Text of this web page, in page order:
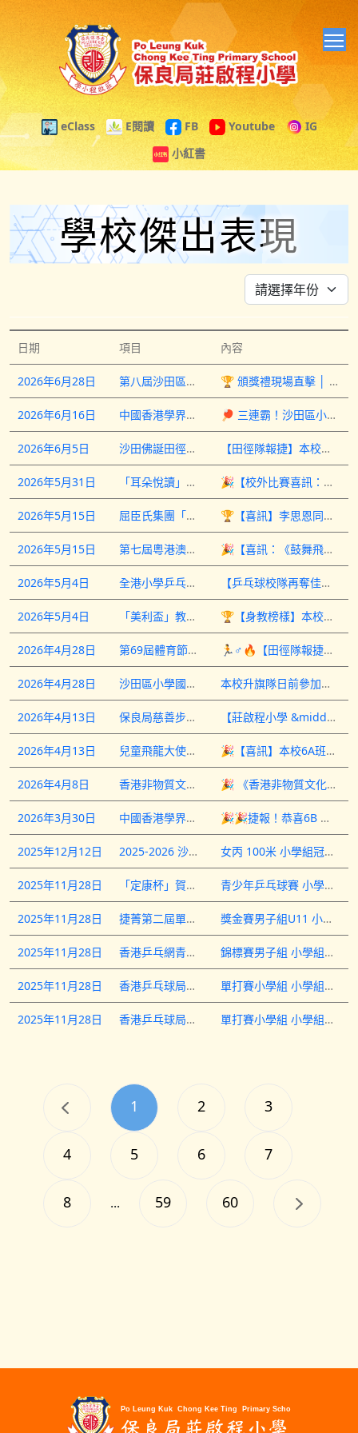
eClass E閱讀 FB Youtube
IG
小紅書
學校傑出表現
日期 項目 內容
2026年6月28日 第八屆沙田區傑出小學生 🏆 頒獎禮現場直擊 │ 從榮譽到巔峰，我們見證了這一刻！✨&nbsp;今天，第八屆沙田區傑出小學生頒獎禮圓滿舉行。較早前公佈的喜訊，在今天化為舞台上最真實的感動&mdash;&mdash;我校6A陳浩僑與5B黃語澄同學，不僅雙雙獲頒「十大傑出學生」殊榮，黃語澄同學更在掌聲與歡呼聲中，勇奪最高榮譽&mdash;&mdash;「星中之星」大獎！ 🌟&nbsp;從初選到決賽，從台下到台上，今天我們親眼見證兩位同學自信從容地接過獎座。這份「星中之星」的肯定，不僅是對語澄個人卓越才能與品德的高度表揚，更象徵著莊小孩子的光芒，足以在眾多孩子中閃耀至頂點。&nbsp;作為啟程人，我們真的以你們為傲！👏&nbsp;#第八屆沙田區傑出小學生 #星中之星 #頒獎禮直擊 #保良局莊啟程小學 #有溫度的學校&nbsp;
2026年6月16日 中國香港學界體育聯會沙田區小學分會 2025 – 2026 年度沙田區小學校際乒乓球比賽 🏓 三連霸！沙田區小學校際乒乓球賽再創佳績 🏆&nbsp;本校乒乓球隊於6月16日出席由中國香港學界體育聯會沙田區小學分會主辦的球類頒獎典禮，在2025&ndash;2026年度賽事中勇奪多項殊榮，成績斐然：&nbsp;🥇 男子組團體賽冠軍（三連霸！）6A 劉子駿、6A 黃柏誠、6B 梁承熙、6B 沈帥臣、6D 陳鉦嵐&nbsp;🥈 女子組團體賽亞軍5B 藍湋鈊、5B 萬庭希、6B 方樂涵、6B 施芊妤&nbsp;🏅 男子組團體賽傑出運動員｜6D 陳鉦嵐🏅 女子組團體賽傑出運動員｜5B 藍湋鈊🥉 男子組單打賽季軍｜6B 梁承熙🏅 女子組單打賽殿軍｜5B 萬庭希&nbsp;這份亮麗的成績表，是隊員們日復一日刻苦練習的最佳見證。衷心感謝教練與老師的專業指導，以及家長們一直以來的默默支持&mdash;&mdash;你們是同學們最強的後盾！&nbsp;祝願各位小球員繼續在乒乓路上發光發熱，保持「勝不驕、敗不餒」的態度，再接再厲，再創高峰！🎉&nbsp;#莊小乒乓球 #三連霸 #沙田區學界比賽 #卓越成就 #家校同心 #乒乓驕傲&nbsp;
2026年6月5日 沙田佛誕田徑公開賽2026 【田徑隊報捷】本校田徑隊早前（5月25日）出戰「沙田佛誕田徑公開賽2026」，一眾「啟程」運動員在賽場上全力以赴，展現出無比毅力，最終迎來大豐收，勇奪多個獎項！讓我們一起來看看同學們的驕人成績：全場大獎2C 謝翰陞勇奪 男子2018年組 全場總冠軍！各級傑出成績1C 陳昊（男子2019年組）擲豆袋：亞軍2C 謝翰陞（男子2018年組）60米、100米、立定跳遠：冠軍擲豆袋：亞軍4x100米接力（越級挑戰2017年組）：季軍3A 彭子恪（男子2017年組）200米：亞軍100米、4x100米接力：季軍3D 江柏昊（男子2017年組）400米：亞軍4x100米接力：季軍60米、擲壘球：殿軍3D 鄧萃藍（男子2017年組）4x100米接力：季軍200米、400米：殿軍4A 伍熹榆（女子2016年組）400米：冠軍200米：季軍4B 沈卓諾（男子2016年組）400米：季軍5B 朱政熙（男子2015年組）100米、200米：亞軍5C 陳浩霆（男子2015年組）400米：季軍衷心祝賀所有獲獎及參賽的隊員們！每面獎牌背後，都凝聚了同學們日常刻苦的訓練與汗水，更展現了團隊間互相扶持的合作精神。我們為你們感到無比驕傲！你們的優秀表現不僅為學校爭光，更大大激勵了其他同學。希望大家繼續保持這份對運動的熱愛與堅持，在未來的比賽中發揮潛能，再闖高峰！「啟程」人，繼續加油！！！#馬鞍山小學 #89校網 #田徑 #保良局莊啟程小學 #沙田佛誕田徑公開賽 #田徑比賽 #學生佳績 #運動健兒 #為校爭光&nbsp;
2026年5月31日 「耳朵悅讀」——聲音導航 遨遊書海 小學生聲演比賽 🎉【校外比賽喜訊：本校學生榮獲聲演比賽優異獎！】🏆&nbsp;本校一直鼓勵學生在多元範疇中勇於嘗試，把握每個展示潛能的機會。早前，三位學生代表參加了由香港中文大學校友會聯會陳震夏中學主辦的「耳朵悅讀」&mdash;&mdash;聲音導航 遨遊書海 小學生聲演比賽。&nbsp;其中5B文同學憑著富感染力的聲音演繹和出色技巧，在眾多參賽者中脫穎而出，榮獲 🌟優異獎🌟，表現令人難忘！🎤👏 另兩位同學的踴躍參與及精彩演繹，同樣展現了自信與風采，值得大力讚賞！👍&nbsp;主辦學校更特意致函本校校長，高度肯定同學們的優秀表現。衷心感謝主辦單位的邀請與肯定，亦感謝老師們的悉心指導，以及家長的全力支持！❤️&nbsp;學校將繼續在不同範疇上為學生爭取機會，讓更多同學敢於嘗試、展現才華。期待大家繼續對閱讀與朗讀保持熱情，在更多舞台上發光發熱！💪📚&nbsp;#保良局莊啟程小學 #陳震夏中學 #耳朵悅讀 #小學生聲演比賽 #校外比賽 #喜訊 #優異獎 #聲音導航 #遨遊書海 #多元嘗試 #為校增光
2026年5月15日 屈臣氏集團「香港傑出學生運動員獎」 🏆【喜訊】李思恩同學榮獲屈臣氏集團「香港傑出學生運動員獎」！本校李思恩同學憑藉在跆拳道及單輪車項目的卓越表現，以及對運動的無比熱誠，獲得學校推薦，成功榮獲「屈臣氏集團香港傑出學生運動員獎」！🎉思恩積極參與多項中港比賽，屢獲殊榮，在賽場上展現非凡才華與堅毅鬥志。這份嘉許不僅是對她刻苦訓練的肯定，更見證了她堅持不懈、追求卓越的運動精神。💪她的努力與堅持，值得學弟學妹們好好學習。我們相信，每一個學生都有自己發光發熱的機會，只要給予無限的支持與鼓勵，就能綻放屬於自己的光芒。✨最後，感謝每位運動員家長一直以來的信任與陪伴。就讓我們攜手，為孩子創造更廣闊的舞台！#保良局莊啟程小學 #屈臣氏集團香港傑出學生運動員獎 #傑出運動員 #追求卓越 #值得嘉許 #中港比賽屢獲殊榮 #發光發熱 #家長支持
2026年5月15日 第七屆粵港澳大灣區青少年藝術展演 🎉【喜訊：《鼓舞飛揚》綻放莊小光芒】🏆&nbsp;恭喜本校中國舞隊於上星期六舉行的「第七屆粵港澳大灣區青少年藝術展演」舞蹈比賽中，憑作品《鼓舞飛揚》榮獲「中國舞群舞銀獎」🎊&nbsp;「台上一分鐘，台下十年功」&mdash;&mdash;同學們為這次比賽付出了無數時間與汗水，承受壓力卻從未放棄。憑着堅強的意志和團隊合作精神，她們克服困難，在大型舞台上贏得了滿滿的滿足感與自信心。這份佳績，是對她們努力的最佳肯定與鼓勵💪&nbsp;衷心感謝家長們的支持和老師的悉心指導！願同學們帶着這份熱誠，繼續在藝術舞台上閃耀光芒，再創佳績✨&nbsp;#保良局莊啟程小學 #中國舞隊 #鼓舞飛揚 #第七屆粵港澳大灣區青少年藝術展演 #銀獎 #台上一分鐘台下十年功
2026年5月4日 全港小學乒乓球邀請賽 【乒乓球校隊再奪佳績🏓】&nbsp;本校乒乓球隊於林大輝中學舉辦的「全港小學乒乓球邀請賽」中，分別奪得男子團體金盃賽季軍，女子團體金盃賽殿軍，表現卓越！🎊&nbsp;賽事競爭激烈，男、女子組各有來自全港32所不同地區的小學參賽。莊小男、女子校隊在小組賽中均以小組首名晉身八強；其後再下一城，雙雙闖入金盃賽。最終男子隊於季軍戰以3：2勝出，女子隊則以2：3僅敗，獲得殿軍，成績較上屆（銀碟賽季軍）再有突破。&nbsp;本校更是本屆賽事唯一一間男、女子組均能踏上頒獎台的學校，能夠在雲集全港勁旅的比賽中脫穎而出，充分體現隊員日常刻苦訓練、互相砥礪的團隊精神，以及家長一直以來的支持，是「家校合作」的成果。&nbsp;#全港小學乒乓球賽 #馬鞍山小學 #莊啟程&nbsp; #89校網 #乒乓球
2026年5月4日 「美利盃」教師組男單冠軍 🏆【身教榜樣】本校李朗軒老師勇奪「美利盃」教師組男單冠軍！恭喜本校李朗軒老師於「美利盃」新界區校長、教師乒乓球比賽2026中，奪得教師組（D組）男單冠軍！👏🏆李老師同時是本校乒乓球隊的教練，他在賽場上奮力拚搏，回到學校便把這份技術與堅持，毫無保留地傳授給學生。這正是本校老師的最佳寫照&mdash;&mdash;每一位都多才多藝，而且樂於將自己的才能、熱情與經驗，化作學生的養分。❤️感謝李老師身教示範：老師的成就，最終都會成為學生的力量。🙌#身教榜樣 #美利盃2026 #乒乓球隊教練 #保良局莊啟程小學
2026年4月28日 第69屆體育節「青少年及兒童田徑日2026」 🏃♂️🔥【田徑隊報捷】🔥🏃♀️本校在第69屆體育節「青少年及兒童田徑日2026」中大放異彩，勇奪甲組團體總季軍及乙組團體總亞軍！本屆賽事由中國香港體育協會暨奧林匹克委員會主辦、香港田徑總會協辦，競爭異常激烈&mdash;&mdash;&middot; 三年級甲組：33隊角逐&middot; 二年級乙組：19隊爭逐&middot; 一年級丙組：14隊參賽憑着穩定發揮與出色團隊合作，我校在眾多跑會及學校中脫穎而出，成果令人振奮💪👍👇【各組詳細成績】三年級 甲組（33隊）▪ 十字跳｜亞軍🥈▪ 原地擲膠圈｜亞軍🥈▪ 擲標槍｜季軍🥉▪ 來回節奏跑｜季軍🥉▪ 前拋藥球｜季軍🥉▪ 立定跳遠｜第5名▪ A級方程式｜第7名▪ 速度跨欄｜第7名➡️ 團體總季軍🏆二年級 乙組（19隊）▪ 立定跳遠｜亞軍🥈▪ 原地擲膠圈｜亞軍🥈▪ 擲標槍｜亞軍🥈▪ 來回節奏跑｜季軍🥉▪ 速度跨欄｜季軍🥉▪ 十字跳｜季軍🥉▪ 前拋藥球｜第5名▪ A級方程式｜第6名➡️ 團體總亞軍🏆一年級 丙組（14隊）▪ 擲標槍｜季軍🥉每一位小將都值得熱烈掌聲👏👏👏衷心感謝家長們到場打氣、陪伴與支持，成為同學們奮力迎戰每一場比賽的最強後盾💪啟程人，繼續加油！！！🔥💪💪💪#馬鞍山小學 #89校網 #田徑 #保良局莊啟程小學 #體育節2026
2026年4月28日 沙田區小學國安盃升旗比賽 本校升旗隊日前參加「沙田區小學國安盃升旗比賽」。面對眾多強隊，隊員們以沉穩的步伐與認真的眼神，展現出平日反覆訓練的成果。最終，莊小奪得佳績：🏆 團隊榮獲「傑出升旗隊」殊榮⭐ 6A 陳浩僑 同學 &mdash; 司令員冠軍⭐ 6A 李思恩 同學 &mdash; 升旗手殿軍這份光芒並非偶然，而是來自日復一日堅持的汗水、彼此扶持的默契，以及對國旗的敬重。口令喊了一遍又一遍，動作校了一次又一次，今天終於化成光榮的一刻。作為學校的制服團隊，升旗隊不僅學習升旗技巧，更在紀律、責任與團隊精神成長，展現同學的風範與承擔。同學們，學校為你們感到自豪！#沙田區小學國安盃 #升旗比賽 #傑出升旗隊 #制服團隊精神
2026年4月13日 保良局慈善步行籌款活動 【莊啟程小學 &middot; 感恩有您】🏆❤️&nbsp;今年，我們莊小在保良局慈善步行籌款活動中，迎來了歷史性的兩項大獎&mdash;&mdash;「躍進冠軍」 及 「最高籌款額亞軍」 ，並同時獲頒 「善心銀獎」。(「善心銀獎」是今年服飾日特別為航天科技廊的籌款活動，善款用作支持本校購買航天科技廊的硬件。)這兩個獎項均為全屬校（涵蓋中、小、特、幼）的冠、亞軍，得來不易，意義非凡！&nbsp;為了與啟程人分享這份喜悦，我們特別邀請了全校籌款總額最高的班別，由學生代表手持獎盃拍照留念。這榮譽和鼓勵，不僅是學校的驕傲，更是每一位家長和同學用愛心澆灌出來的成果。&nbsp;「躍進冠軍」表揚我們與去年相比，籌款總額取得最大增幅；「最高籌款額亞軍」則肯定了我們在全校積極推動善行的努力。能夠一舉拿下這兩項大獎，正好見證家長與學校同心同行，一同教育孩子，一同為他們創造更美好的學習環境。&nbsp;我們衷心感謝每一位家長的慷慨支持與身體力行。你們不單捐款，更以行動成為孩子的最佳榜樣。「施比受更為有福」，幫助有需要的人，本身就是最珍貴的生命教育。你們的付出，讓校園充滿了溫度，讓孩子學會分享、關懷、愛與承擔。&nbsp;令人振奮的是，本校的航天科技廊即將於5月與家長和學生見面。這正是家校同心、持續優化學習環境的又一美好成果。&nbsp;未來，學校定必不負所託，繼續與家長攜手，陪伴每一位孩子成長，讓他們成為有溫度的人，把愛心與善行一直延續下去。&nbsp;衷心謝謝您，每一位支持莊小的家長與孩子！🙏🏻💖&nbsp;#保良局莊啟程小學 #慈善步行 #躍進冠軍 #最高籌款額亞軍 #善心銀獎 #家校同心 #學校有溫度
2026年4月13日 兒童飛龍大使選舉2026暨第38屆亞太兒童交流大會（香港區選拔） 🎉【喜訊】本校6A班陳浩僑同學於「兒童飛龍大使選舉2026暨第38屆亞太兒童交流大會（香港區選拔）」中，從全港超過500間小學的眾多優秀選手中脫穎而出，成功躋身全港僅100個「飛龍大使」名額之列，最終更脫穎而出，成為全港僅日六名赴福岡交流的代表之一，實屬難能可貴！這項由城市青年商會舉辦的大型年度活動，以「童攜手，韌未來」為主題，致力培訓環保領袖及國際視野；參賽者須通過初選、訓練營及評審日等重重考驗，浩僑同學最終憑卓越表現勝出，將於7月11日代表學校及香港遠赴日本福岡參加第38屆亞太區交流大會。這份驕人成就，不僅是浩僑同學個人的光榮，更是全校啟程人的驕傲！讓我們一起分享這份喜悅，並祝願他在國際舞台上繼續發光發亮！💪🌏#保良局莊啟程小學 #89校網 #分享喜悦 #盡展潛能 #放眼世界#兒童飛龍大使
2026年4月8日 香港非物質文化遺產旗袍設計比賽 🎉 《香港非物質文化遺產旗袍設計比賽2026》捷報&nbsp;莊小深信每位學生都有獨特的恩賜，一直積極鼓勵同學參與不同類型的比賽，盡展所長。今次在旗袍設計比賽中，同學們不僅發揮創意與才華，更以作品傳承中華文化，意義深遠。&nbsp;本校更榮獲「中華傳承教育學府大獎」，殊榮令人振奮！&nbsp;🏆 得獎名單🥇 金獎5A 黃詠琳、6B 鄭希妍、6C 吳琳、6C 施旻希、6C 譚智穎&nbsp;🥈 銀獎5A 黃綽柔、6A 馮艾文、6A 黃鑰斐&nbsp;感謝每一位同學的全情投入，你們的堅持與用心，讓傳統文化在新一代手中閃閃發光。莊小師生以你們為榮！✨&nbsp;#香港非物質文化遺產 #旗袍設計比賽 #傳承中華文化 #多元發展 #全校引以為傲
2026年3月30日 中國香港學界體育聯會 第11屆全港小學區際乒乓球比賽2025-2026 （亞軍:沙田區） 🎉🎉捷報！恭喜6B 梁承熙 6D 陳鉦嵐代表沙田區出戰全港小學區際乒乓球比賽勇奪亞軍🎉🎉本屆賽事沙田區五位代表分別由四間學校的乒乓球精英組合而成，其中本校兩位乒乓球校隊成員入選沙田區隊！沙田區以小組全勝姿態殺入次圈淘汰賽階段，更分別於八強以3:1 戰勝屯門區及四強 3:1 戰勝九龍北區，強勢晉身今天（30/3）下午的決賽。決賽面對着九龍南區，雖然首兩場未能取得勝利，導致0:2 落後的困局，不過沙田區隊員卻展現出不屈不撓的精神，連追兩場令比賽分數進入2:2（決勝場階段）。 遺憾最終未能把握得分機會拿下決勝場，決賽以總比數2:3落敗。雖然結局或未是最圓滿，但相信同學在這次大型學界舞台中必定獲益良多，更期待的是他們吸取今次比賽經驗後，在未來不同比賽中能夠捲土重來！
2025年12月12日 2025-2026 沙田區保良局屬下小學運動會 女丙 100米 小學組冠軍4A 17 伍熹榆&nbsp;男丙100米 小學組冠軍4A 15 李宇澤&nbsp;女丙60米 小學組冠軍4C 2 陳曉澄&nbsp;男丙60米 小學組冠軍4D 15 黃柏禧&nbsp;男丁跳遠 小學組冠軍3B 8 郭俊希&nbsp;女甲鉛球 小學組亞軍6C 5 姜紫喬&nbsp;男子乙組 鉛球 小學組亞軍5D 12 梁匡茗&nbsp;男子丙組 跳遠 小學組亞軍4A 26 邱梓傑&nbsp;女乙100米 小學組亞軍4B 29 顏卡蜜拉&nbsp;女丙60米 小學組亞軍4C 19 黃藝之&nbsp;男子丁組壘球 小學組亞軍3C 23 余焌達&nbsp;女乙100米 小學組季軍5A 11 羅文君&nbsp;女乙 200米 小學組季軍5A 5 黃子晴&nbsp;女乙 跳遠 小學組季軍5B 24 許芯語&nbsp;男子丁組 100米 小學組季軍3A 12 羅啟鋒&nbsp;女子丙組 壘球 小學組季軍3D 11 高梓翹&nbsp;男子丁組 60米 小學組季軍3D 12 江柏昊&nbsp;女子甲組 100米 小學組殿軍6A 4 陳韻而&nbsp;男子甲組 跳遠 小學組殿軍6A 10 林展謙&nbsp;男子甲組 鉛球 小學組殿軍6B 8 黃一騰&nbsp;男子乙組 200米 小學組殿軍5B 2 朱政熙&nbsp;男子乙組 100米 小學組殿軍5C 12 林峻宇&nbsp;男子丁組 60米 小學組殿軍2C 14 謝瀚陞&nbsp;女子甲組 200米 小學組第五名6D 4 鄭悦恩&nbsp;男子丙組 壘球 小學組第五名4A 6 周駿熹&nbsp;男子丙組 60米 小學組第五名4B 22 沈卓諾&nbsp;男子丁組 跳遠 小學組第五名3C 9 劉栢熹&nbsp;男子丁組 100米 小學組第五名3D 19 鄧萃藍&nbsp;男子丁組 壘球 小學組第五名3D 23 黃梓浩&nbsp;女子甲組 跳遠 小學組第六名6C 17 胡殷澄&nbsp;女子甲組 跳遠 小學組第六名6C 17 胡殷澄&nbsp;男子乙組 鉛球 小學組第六名5A 9 劉凱諾&nbsp;男子甲組 鉛球 小學組第六名6C 9 劉梓諾&nbsp;女子乙組 200米 小學組第六名5A 22 譚念珈&nbsp;男子丁組 100米 小學組第六名3B 22 黃星澧&nbsp;女子丁組 60米 小學組第六名3D 5 陳諾彤&nbsp;男子甲組 60米 小學組第七名6A 13 劉子駿&nbsp;男子甲組 跳遠 小學組第七名6A 14 李之諾&nbsp;女子甲組 鉛球 小學組第七名6A 16 李欣潼&nbsp;女子甲組 200米 小學組第七名6C 6 林姵廷&nbsp;男子乙組 200米 小學組第七名5C 1 陳浩霆&nbsp;女子乙組 跳遠 小學組第七名5D 20 黃鈺瞳&nbsp;女子丙組 壘球 小學組第七名4D 18 丘倩柔&nbsp;男子丁組 100米 小學組第七名3A 17 彭子恪&nbsp;女子丁組 壘球 小學組第七名3C 10 李子瑩&nbsp;男子丙組 100米 小學組第七名3C 13 麥風&nbsp;男子乙組 200米 小學組第八名5B 12 林梓睿&nbsp;男子乙組 200米 小學組第八名5B 12 林梓睿&nbsp;女子丙組 100米 小學組第八名4A 8 朱兆然&nbsp;女子乙組 壘球 小學組第八名4B 6 張懷瑾&nbsp;男子丙組 壘球 小學組第八名4C 14 梁宇翹&nbsp;男子丙組 跳遠 小學組第八名4C 11 劉緻彥&nbsp;女子丁組 壘球 小學組第八名3B 6 方一心&nbsp;女子丁組 100米 小學組第八名3C 24 袁煜婷&nbsp;女子丙組4x100米接力 小學組冠軍4A 17 伍熹榆4C 2 陳曉澄4C 19 黃藝之3D 11 高梓翹4A 8 朱兆然4A 27 葉希嵐&nbsp;女子乙組4x100米接力 小學組亞軍4B 29 顏卡蜜拉5A 5 黃子晴5A 11 羅文君5D 20 黃鈺瞳5A 22 譚念珈5B 24 許芯語&nbsp;男子丁組4x100米接力 小學組亞軍3D 12 江柏昊3D 19 鄧萃藍3A 12 羅啟鋒3C 14 謝瀚陞3B 8 郭俊希3B 22 黃星澧&nbsp;女子甲組4x100米接力 小學組季軍6D 4 鄭悦恩6C 6 林姵廷6A 4 陳韻而6A 23 謝曦彤6A 15 李思恩6C 17 胡殷澄&nbsp;男子乙組4x100米接力 小學組季軍5B 2 朱政熙5C 1 陳浩霆5D 17 黃樂童5C 12 林峻宇4A 9 鍾政言5D 5 鄭悦朗&nbsp;女子丁組4x100米接力 小學組季軍3D 5 陳諾彤3C 24 袁煜婷3D 16 李思穎3B 2 焦梓涵3B 5 方恩臨3D 3 陳銘恩&nbsp;女子團體 小學組總季軍
2025年11月28日 「定康杯」賀回歸迎國慶2025青少年乒乓球賽暨「關愛盃」親子賽少年組 青少年乒乓球賽 小學組季軍6B 14 梁承熙
2025年11月28日 捷菁第二屆單打獎金賽男子組U11 獎金賽男子組U11 小學組季軍6B 14 梁承熙
2025年11月28日 香港乒乓網青少年錦標賽男子組 錦標賽男子組 小學組冠軍6B 14 梁承熙
2025年11月28日 香港乒乓球局乒乓球單打賽小學組 單打賽小學組 小學組冠軍6B 14 梁承熙
2025年11月28日 香港乒乓球局乒乓球單打賽小學組 單打賽小學組 小學組冠軍6B 14 梁承熙
1 2 3
4 5 6 7
8 ... 59 60